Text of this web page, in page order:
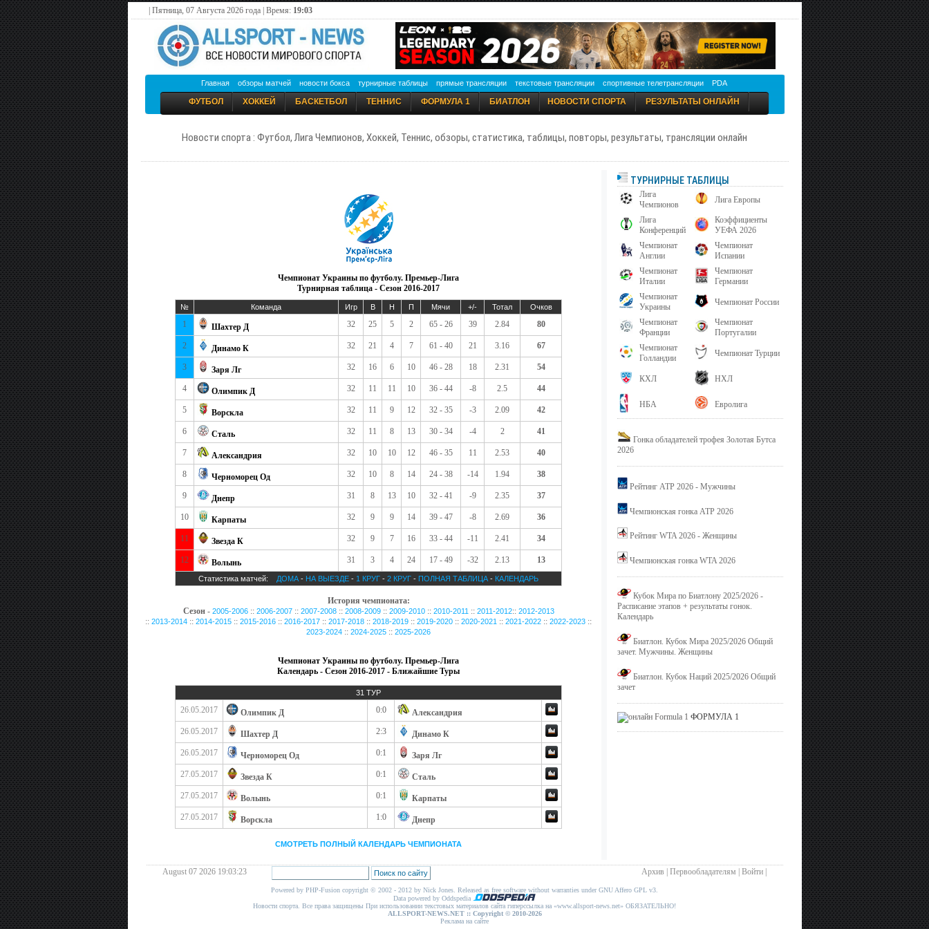
| Пятница, 07 Августа 2026 года | Время: 19:03
Главная обзоры матчей новости бокса турнирные таблицы прямые трансляции текстовые трансляции спортивные телетрансляции PDA
ФУТБОЛ ХОККЕЙ БАСКЕТБОЛ ТЕННИС ФОРМУЛА 1 БИАТЛОН НОВОСТИ СПОРТА РЕЗУЛЬТАТЫ ОНЛАЙН
Новости спорта : Футбол, Лига Чемпионов, Хоккей, Теннис, обзоры, статистика, таблицы, повторы, результаты, трансляции онлайн
Чемпионат Украины по футболу. Премьер-Лига
Турнирная таблица - Сезон 2016-2017
№ Команда Игр В Н П Мячи +/- Тотал Очков
1 Шахтер Д 32 25 5 2 65 - 26 39 2.84 80
2 Динамо К 32 21 4 7 61 - 40 21 3.16 67
3 Заря Лг 32 16 6 10 46 - 28 18 2.31 54
4 Олимпик Д 32 11 11 10 36 - 44 -8 2.5 44
5 Ворскла 32 11 9 12 32 - 35 -3 2.09 42
6 Сталь 32 11 8 13 30 - 34 -4 2 41
7 Александрия 32 10 10 12 46 - 35 11 2.53 40
8 Черноморец Од 32 10 8 14 24 - 38 -14 1.94 38
9 Днепр 31 8 13 10 32 - 41 -9 2.35 37
10 Карпаты 32 9 9 14 39 - 47 -8 2.69 36
11 Звезда К 32 9 7 16 33 - 44 -11 2.41 34
12 Волынь 31 3 4 24 17 - 49 -32 2.13 13
Статистика матчей: ДОМА - НА ВЫЕЗДЕ - 1 КРУГ - 2 КРУГ - ПОЛНАЯ ТАБЛИЦА - КАЛЕНДАРЬ
История чемпионата:
Сезон- 2005-2006:: 2006-2007:: 2007-2008:: 2008-2009:: 2009-2010:: 2010-2011:: 2011-2012:: 2012-2013
:: 2013-2014 :: 2014-2015 :: 2015-2016 :: 2016-2017 :: 2017-2018 :: 2018-2019 :: 2019-2020 :: 2020-2021 :: 2021-2022 :: 2022-2023 ::
2023-2024 :: 2024-2025 :: 2025-2026
Чемпионат Украины по футболу. Премьер-Лига
Календарь - Сезон 2016-2017 - Ближайшие Туры
31 ТУР
26.05.2017 Олимпик Д 0:0
Александрия
26.05.2017
Шахтер Д 2:3
Динамо К
26.05.2017
Черноморец Од 0:1
Заря Лг
27.05.2017
Звезда К 0:1
Сталь
27.05.2017
Волынь 0:1
Карпаты
27.05.2017
Ворскла 1:0 Днепр
СМОТРЕТЬ ПОЛНЫЙ КАЛЕНДАРЬ ЧЕМПИОНАТА
ТУРНИРНЫЕ ТАБЛИЦЫ
Лига
Чемпионов
Лига Европы
Лига
Конференций
Коэффициенты
УЕФА 2026
Чемпионат
Англии
Чемпионат
Испании
Чемпионат
Италии
Чемпионат
Германии
Чемпионат
Украины
Чемпионат России
Чемпионат
Франции
Чемпионат
Португалии
Чемпионат
Голландии
Чемпионат Турции
КХЛ НХЛ
НБА Евролига
Гонка обладателей трофея Золотая Бутса
2026
Рейтинг ATP 2026 - Мужчины
Чемпионская гонка ATP 2026
Рейтинг WTA 2026 - Женщины
Чемпионская гонка WTA 2026
Кубок Мира по Биатлону 2025/2026 -
Расписание этапов + результаты гонок.
Календарь
Биатлон. Кубок Мира 2025/2026 Общий
зачет. Мужчины. Женщины
Биатлон. Кубок Наций 2025/2026 Общий
зачет
ФОРМУЛА 1
August 07 2026 19:03:23 Архив Первообладателям Войти
Powered by PHP-Fusion copyright © 2002 - 2012 by Nick Jones. Released as free software without warranties underGNU Affero GPL v3.
Data powered by Oddspedia
Новости спорта. Все права защищены При использовании текстовых материалов сайта гиперссылка на «www.allsport-news.net» ОБЯЗАТЕЛЬНО!
ALLSPORT-NEWS.NET :: Copyright © 2010-2026
Реклама на сайте